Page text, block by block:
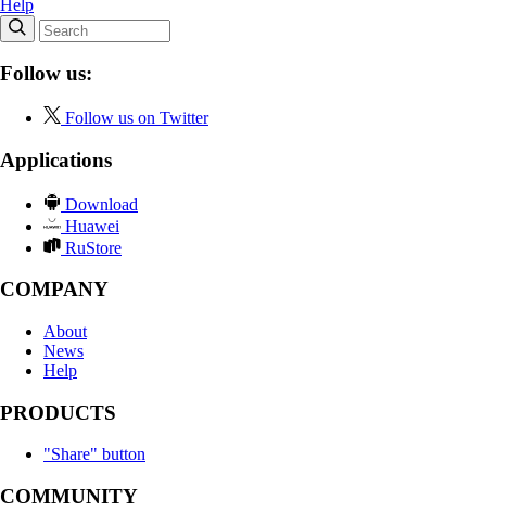
Help
Follow us:
Follow us on Twitter
Applications
Download
Huawei
RuStore
COMPANY
About
News
Help
PRODUCTS
"Share" button
COMMUNITY